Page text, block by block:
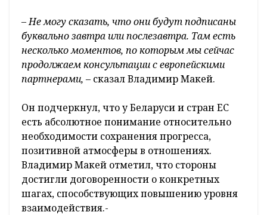
– Не могу сказать, что они будут подписаны
буквально завтра или послезавтра. Там есть
несколько моментов, по которым мы сейчас
продолжаем консультации с европейскими
партнерами, – сказал Владимир Макей.
Он подчеркнул, что у Беларуси и стран ЕС
есть абсолютное понимание относительно
необходимости сохранения прогресса,
позитивной атмосферы в отношениях.
Владимир Макей отметил, что стороны
достигли договоренности о конкретных
шагах, способствующих повышению уровня
взаимодействия.-